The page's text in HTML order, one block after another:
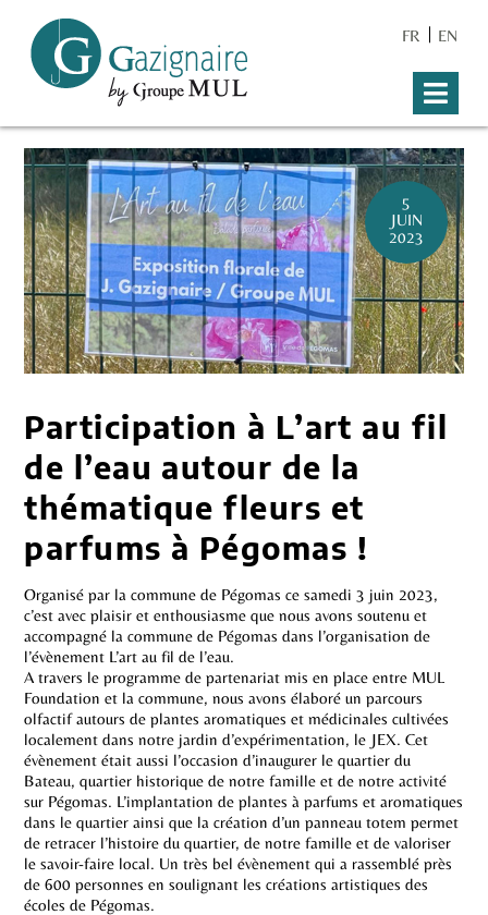
FR EN
5
JUIN
2023
Participation à L’art au fil
de l’eau autour de la
thématique fleurs et
parfums à Pégomas !
Organisé par la commune de Pégomas ce samedi 3 juin 2023,
c’est avec plaisir et enthousiasme que nous avons soutenu et
accompagné la commune de Pégomas dans l’organisation de
l’évènement L’art au fil de l’eau.
A travers le programme de partenariat mis en place entre MUL
Foundation et la commune, nous avons élaboré un parcours
olfactif autours de plantes aromatiques et médicinales cultivées
localement dans notre jardin d’expérimentation, le JEX. Cet
évènement était aussi l’occasion d’inaugurer le quartier du
Bateau, quartier historique de notre famille et de notre activité
sur Pégomas. L’implantation de plantes à parfums et aromatiques
dans le quartier ainsi que la création d’un panneau totem permet
de retracer l’histoire du quartier, de notre famille et de valoriser
le savoir-faire local. Un très bel évènement qui a rassemblé près
de 600 personnes en soulignant les créations artistiques des
écoles de Pégomas.